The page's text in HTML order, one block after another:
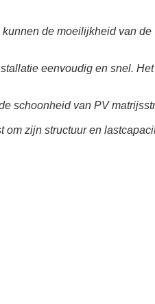
de moeilijkheid van de
eenvoudig en snel.
schoonheid van PV
om zijn structuur en